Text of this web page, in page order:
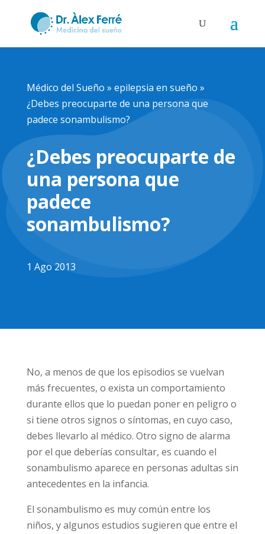
Médico del Sueño » epilepsia en sueño »
¿Debes preocuparte de una persona que
padece sonambulismo?
¿Debes preocuparte de
una persona que
padece
sonambulismo?
1 Ago 2013
No, a menos de que los episodios se vuelvan
más frecuentes, o exista un comportamiento
durante ellos que lo puedan poner en peligro o
si tiene otros signos o síntomas, en cuyo caso,
debes llevarlo al médico. Otro signo de alarma
por el que deberías consultar, es cuando el
sonambulismo aparece en personas adultas sin
antecedentes en la infancia.
El sonambulismo es muy común entre los
niños, y algunos estudios sugieren que entre el